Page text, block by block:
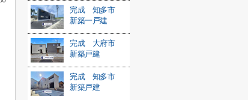
完成 知多市
新築一戸建
完成 大府市
新築戸建
完成 知多市
新築戸建